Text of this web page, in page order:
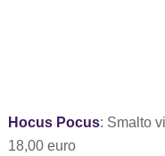
Hocus Pocus: Smalto
18,00 euro